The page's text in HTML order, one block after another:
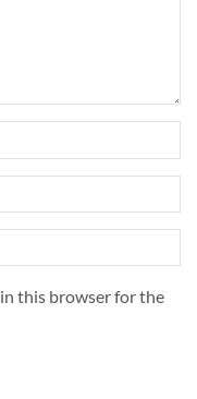
in this browser for the